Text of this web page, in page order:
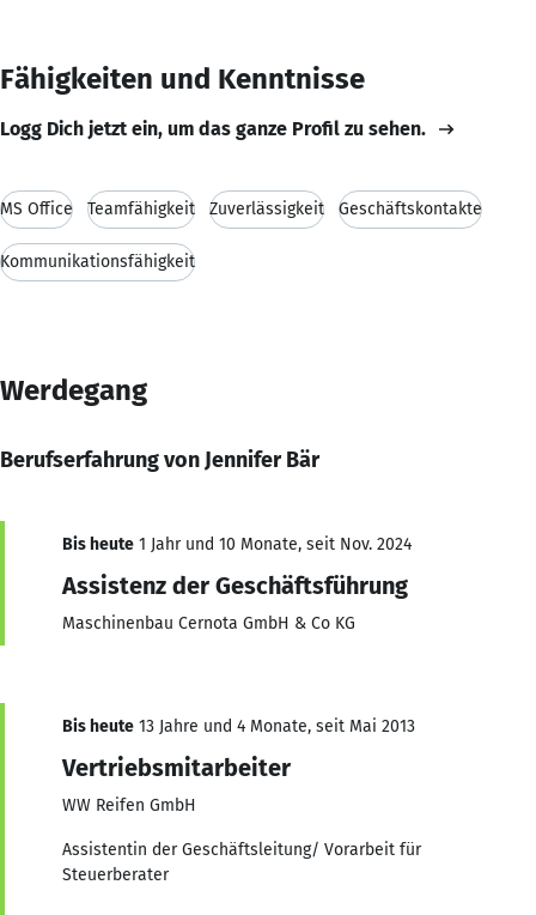
Fähigkeiten und Kenntnisse
Logg Dich jetzt ein, um das ganze Profil zu sehen.
MS Office Teamfähigkeit Zuverlässigkeit Geschäftskontakte
Kommunikationsfähigkeit
Werdegang
Berufserfahrung von Jennifer Bär
Bis heute 1 Jahr und 10 Monate, seit Nov. 2024
Assistenz der Geschäftsführung
Maschinenbau Cernota GmbH & Co KG
Bis heute 13 Jahre und 4 Monate, seit Mai 2013
Vertriebsmitarbeiter
WW Reifen GmbH
Assistentin der Geschäftsleitung/ Vorarbeit für
Steuerberater